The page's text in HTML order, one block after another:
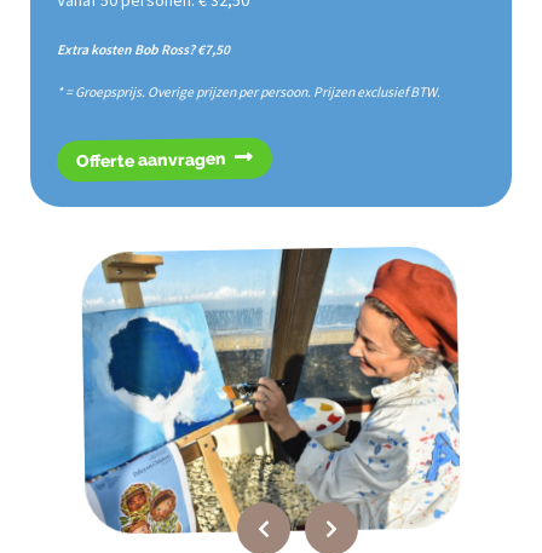
Extra kosten Bob Ross? €7,50
* = Groepsprijs. Overige prijzen per persoon. Prijzen exclusief BTW.
Offerte aanvragen